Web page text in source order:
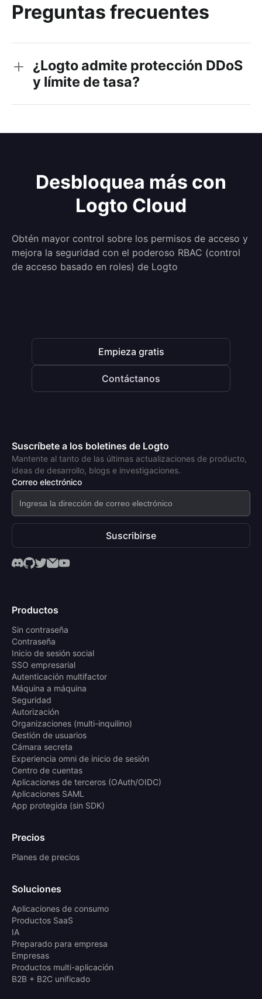
Preguntas frecuentes
¿Logto admite protección DDoS
y límite de tasa?
Desbloquea más con
Logto Cloud
Obtén mayor control sobre los permisos de acceso y
mejora la seguridad con el poderoso RBAC (control
de acceso basado en roles) de Logto
Empieza gratis
Contáctanos
Suscríbete a los boletines de Logto
Mantente al tanto de las últimas actualizaciones de producto,
ideas de desarrollo, blogs e investigaciones.
Correo electrónico
Suscribirse
Productos
Sin contraseña
Contraseña
Inicio de sesión social
SSO empresarial
Autenticación multifactor
Máquina a máquina
Seguridad
Autorización
Organizaciones (multi-inquilino)
Gestión de usuarios
Cámara secreta
Experiencia omni de inicio de sesión
Centro de cuentas
Aplicaciones de terceros (OAuth/OIDC)
Aplicaciones SAML
App protegida (sin SDK)
Precios
Planes de precios
Soluciones
Aplicaciones de consumo
Productos SaaS
IA
Preparado para empresa
Empresas
Productos multi-aplicación
B2B + B2C unificado